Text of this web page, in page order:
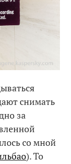
снимать
за
со мной
). То